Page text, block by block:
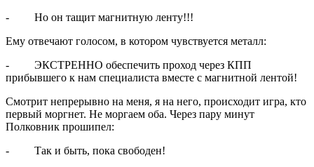
- Но он тащит магнитную ленту!!!
Ему отвечают голосом, в котором чувствуется металл:
- ЭКСТРЕННО обеспечить проход через КПП
прибывшего к нам специалиста вместе с магнитной лентой!
Смотрит непрерывно на меня, я на него, происходит игра, кто
первый моргнет. Не моргаем оба. Через пару минут
Полковник прошипел:
- Так и быть, пока свободен!